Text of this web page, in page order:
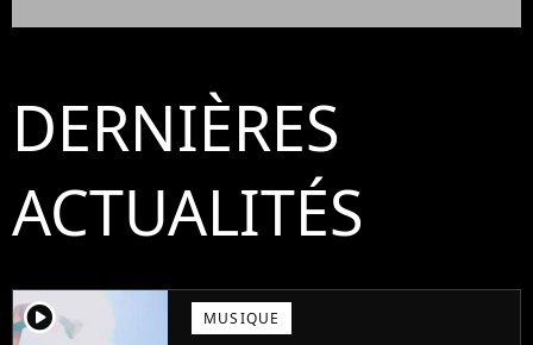
DERNIÈRES
ACTUALITÉS
player2 MUSIQUE